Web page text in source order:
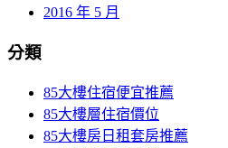
2016 年 5 月
分類
85大樓住宿便宜推薦
85大樓層住宿價位
85大樓房日租套房推薦